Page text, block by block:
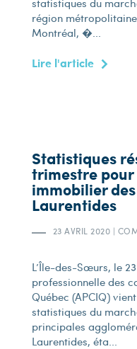
statistiques du
région
Montréal, �...
Lire l'article
Statistiques
trimestre
immobilier
Laurentides
23 AVRIL 2020 |
L’Île-des-Sœurs, le
professionnelle des
Québec (APCIQ)
statistiques du
principales
Laurentides, éta...